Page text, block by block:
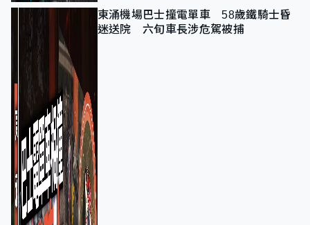
東涌機場巴士撞電單車 58歲鐵騎士昏
迷送院 六旬車長涉危駕被捕